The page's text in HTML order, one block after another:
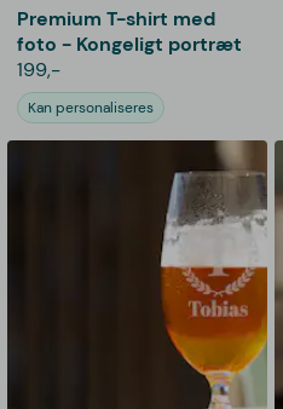
Premium T-shirt med
foto - Kongeligt portræt
199,-
Kan personaliseres